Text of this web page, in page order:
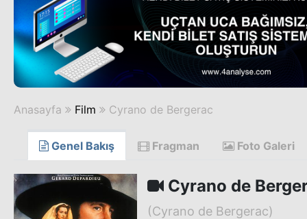
Anasayfa Film Cyrano de Bergerac
Genel Bakış Fragman Foto Galeri
Cyrano de
(Cyrano de Bergerac)